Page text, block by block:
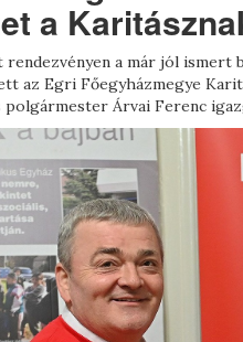
a
rendezvényen a már jól
az Egri Főegyházmegye
polgármester Árvai Ferenc